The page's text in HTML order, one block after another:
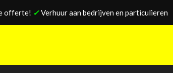
offerte! ✓Verhuur aan bedrijven en particulieren